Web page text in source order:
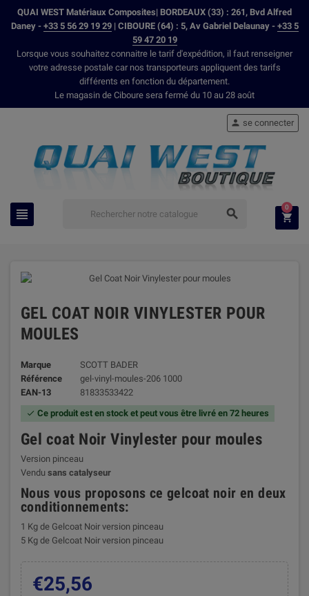
QUAI WEST Matériaux Composites| BORDEAUX (33) : 261, Bvd Alfred
Daney - +33 5 56 29 19 29| CIBOURE (64) : 5, Av Gabriel Delaunay - +33 5
59 47 20 19
Lorsque vous souhaitez connaitre le tarif d'expédition, il faut renseigner
votre adresse postale car nos transporteurs appliquent des tarifs
différents en fonction du département.
Le magasin de Ciboure sera fermé du 10 au 28 août
 
 se connecter

0
GEL COAT NOIR VINYLESTER POUR
MOULES
Marque
SCOTT BADER
Référence
gel-vinyl-moules-206 1000
EAN-13
81833533422
 Ce produit est en stock et peut vous être livré en 72 heures
Gel coat Noir Vinylester pour moules
Version pinceau
Vendu sans catalyseur
Nous vous proposons ce gelcoat noir en deux
conditionnements:
1 Kg de Gelcoat Noir version pinceau
5 Kg de Gelcoat Noir version pinceau
€25,56